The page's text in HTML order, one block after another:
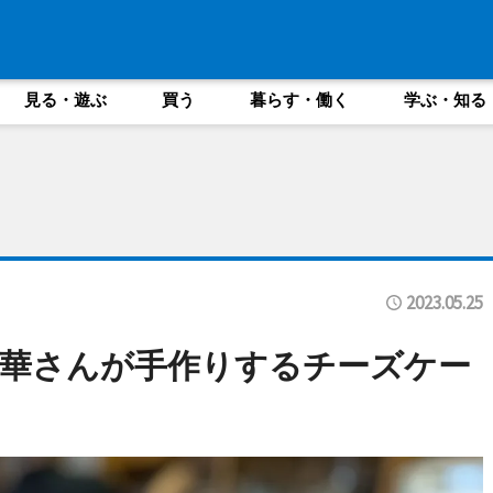
見る・遊ぶ 買う 暮らす・働く 学ぶ・知る
2023.05.25
さんが手作りするチーズケー